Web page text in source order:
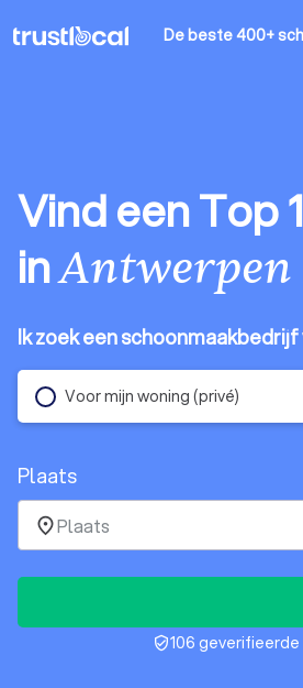
De beste 400+
Vind een Top
inAntwerpen
Ik zoek een
Voor mijn woning (privé)
Plaats
place
verified_user106